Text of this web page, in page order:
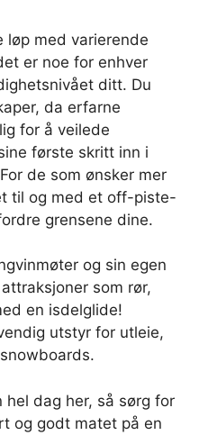
løp med varierende
er noe for enhver
ditt. Du
da erfarne
for å veilede
første skritt inn i
de som ønsker mer
til og med et off-piste-
grensene dine.
og sin egen
som rør,
en isdelglide!
utstyr for utleie,
dag her, så sørg for
og godt matet på en